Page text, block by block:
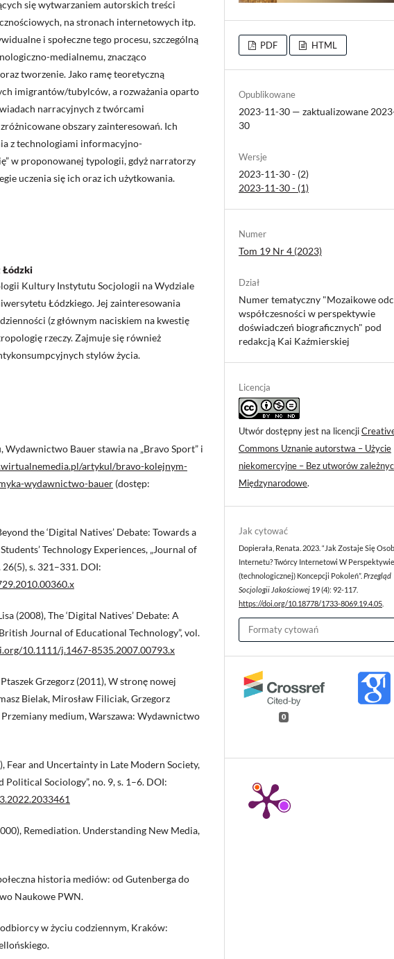
się wytwarzaniem autorskich treści
na stronach internetowych itp.
i społeczne tego procesu, szczególną
medialnemu, znacząco
tworzenie. Jako ramę teoretyczną
imigrantów/tubylców, a rozważania oparto
narracyjnych z twórcami
obszary zainteresowań. Ich
z technologiami informacyjno-
w proponowanej typologii, gdyż narratorzy
uczenia się ich oraz ich użytkowania.
Łódzki
Kultury Instytutu Socjologii na Wydziale
Łódzkiego. Jej zainteresowania
(z głównym naciskiem na kwestię
rzeczy. Zajmuje się również
stylów życia.
Wydawnictwo Bauer stawia na „Bravo Sport” i
artykul/bravo-kolejnym-
wydawnictwo-bauer (dostęp:
the ‘Digital Natives’ Debate: Towards a
Technology Experiences, „Journal of
s. 321–331. DOI:
(2008), The ‘Digital Natives’ Debate: A
Journal of Educational Technology”, vol.
10.1111/j.1467-8535.2007.00793.x
Grzegorz (2011), W stronę nowej
Bielak, Mirosław Filiciak, Grzegorz
medium, Warszawa: Wydawnictwo
Fear and Uncertainty in Late Modern Society,
Sociology”, no. 9, s. 1–6. DOI:
Remediation. Understanding New Media,
historia mediów: od Gutenberga do
Naukowe PWN.
w życiu codziennym, Kraków:
PDF HTML
Opublikowane
2023-11-30 — zaktualizowane
30
Wersje
2023-11-30 - (2)
2023-11-30 - (1)
Numer
Tom 19 Nr 4 (2023)
Dział
Numer tematyczny "Mozaikowe
współczesności w perspektywie
doświadczeń biograficznych" pod
redakcją Kai Kaźmierskiej
Licencja
Utwór dostępny jest na licencji
Commons Uznanie autorstwa – Użycie
niekomercyjne – Bez utworów
Międzynarodowe.
Jak cytować
Dopierała, Renata. 2023. “Jak Zostaje Się
Internetu? Twórcy Internetowi W Perspektywie
(technologicznej) Koncepcji Pokoleń”. Przegląd
Socjologii Jakościowej 19 (4): 92-117.
https://doi.org/10.18778/1733-8069.19.4.05
Formaty cytowań
0